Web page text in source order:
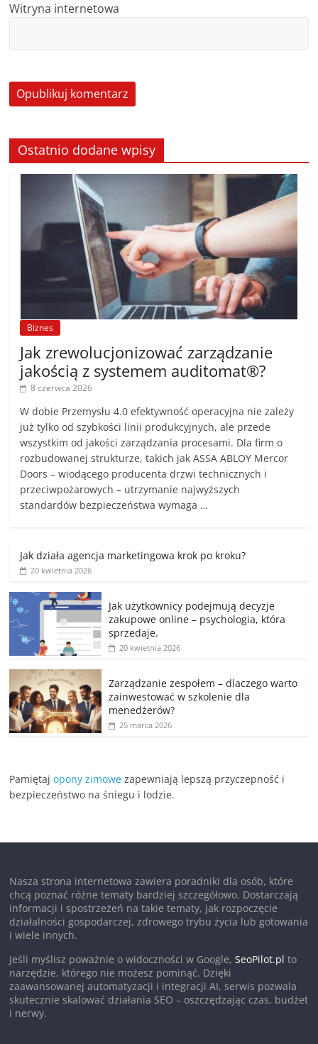
Witryna internetowa
Ostatnio dodane wpisy
Biznes
Jak zrewolucjonizować zarządzanie
jakością z systemem auditomat®?
8 czerwca 2026
W dobie Przemysłu 4.0 efektywność operacyjna nie zależy
już tylko od szybkości linii produkcyjnych, ale przede
wszystkim od jakości zarządzania procesami. Dla firm o
rozbudowanej strukturze, takich jak ASSA ABLOY Mercor
Doors – wiodącego producenta drzwi technicznych i
przeciwpożarowych – utrzymanie najwyższych
standardów bezpieczeństwa wymaga …
Jak działa agencja marketingowa krok po kroku?
20 kwietnia 2026
Jak użytkownicy podejmują decyzje
zakupowe online – psychologia, która
sprzedaje.
20 kwietnia 2026
Zarządzanie zespołem – dlaczego warto
zainwestować w szkolenie dla
menedżerów?
25 marca 2026
Pamiętajopony zimowe zapewniają lepszą przyczepność i
bezpieczeństwo na śniegu i lodzie.
Nasza strona internetowa zawiera poradniki dla osób, które
chcą poznać różne tematy bardziej szczegółowo. Dostarczają
informacji i spostrzeżeń na takie tematy, jak rozpoczęcie
działalności gospodarczej, zdrowego trybu życia lub gotowania
i wiele innych.
Jeśli myślisz poważnie o widoczności w Google,SeoPilot.pl to
narzędzie, którego nie możesz pominąć. Dzięki
zaawansowanej automatyzacji i integracji AI, serwis pozwala
skutecznie skalować działania SEO – oszczędzając czas, budżet
i nerwy.